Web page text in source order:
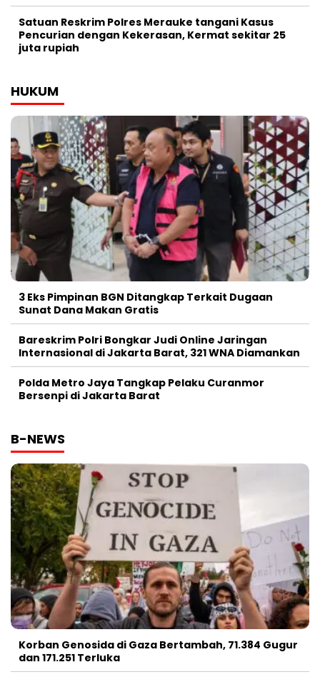
Satuan Reskrim Polres Merauke tangani Kasus
Pencurian dengan Kekerasan, Kermat sekitar 25
juta rupiah
HUKUM
3 Eks Pimpinan BGN Ditangkap Terkait Dugaan
Sunat Dana Makan Gratis
Bareskrim Polri Bongkar Judi Online Jaringan
Internasional di Jakarta Barat, 321 WNA Diamankan
Polda Metro Jaya Tangkap Pelaku Curanmor
Bersenpi di Jakarta Barat
B-NEWS
Korban Genosida di Gaza Bertambah, 71.384 Gugur
dan 171.251 Terluka